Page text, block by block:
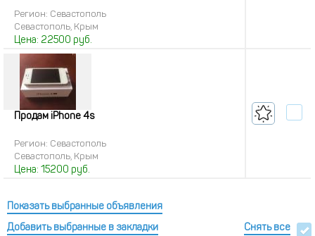
Регион: Севастополь
Севастополь, Крым
Цена: 22500 руб.
Продам iPhone 4s
Регион: Севастополь
Севастополь, Крым
Цена: 15200 руб.
Показать выбранные объявления
Добавить выбранные в закладки
Снять все